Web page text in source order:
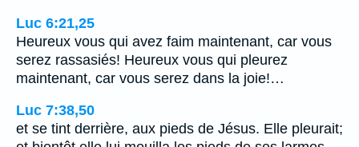
Luc 6:21,25
Heureux vous qui avez faim maintenant, car vous
serez rassasiés! Heureux vous qui pleurez
maintenant, car vous serez dans la joie!…
Luc 7:38,50
et se tint derrière, aux pieds de Jésus. Elle pleurait;